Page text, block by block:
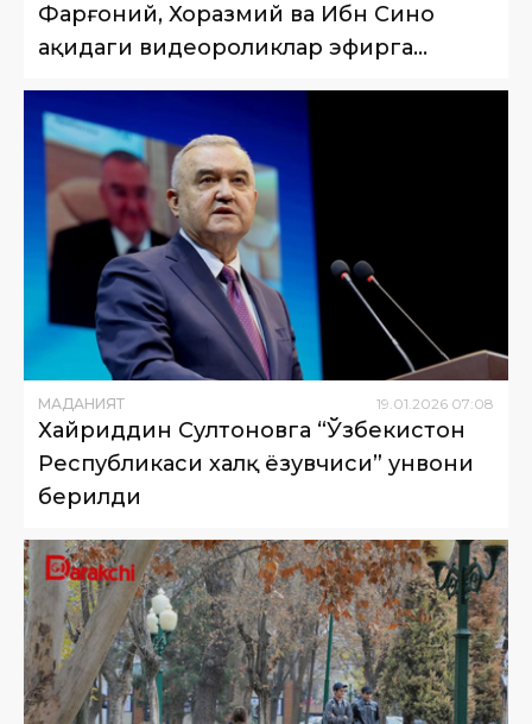
Фарғоний, Хоразмий ва Ибн Сино
ҳақидаги видеороликлар эфирга
МАДАНИЯТ 19.01.2026 07:08
Хайриддин Султоновга “Ўзбекистон
Республикаси халқ ёзувчиси” унвони
берилди